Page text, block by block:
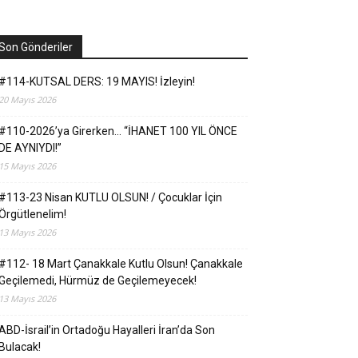
Gönderiler
KUTSAL DERS: 19 MAYIS! İzleyin!
Mayıs 2026
2026’ya Girerken… “İHANET 100 YIL ÖNCE
AYNIYDI!”
Mayıs 2026
23 Nisan KUTLU OLSUN! / Çocuklar İçin
Mayıs 2026
18 Mart Çanakkale Kutlu Olsun! Çanakkale
Hürmüz de Geçilemeyecek!
Mayıs 2026
İsrail’in Ortadoğu Hayalleri İran’da Son